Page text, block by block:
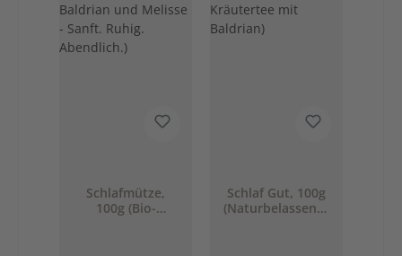
Schlafmütze,
100g (Bio-
Schlaf Gut, 100g
(Naturbelassener